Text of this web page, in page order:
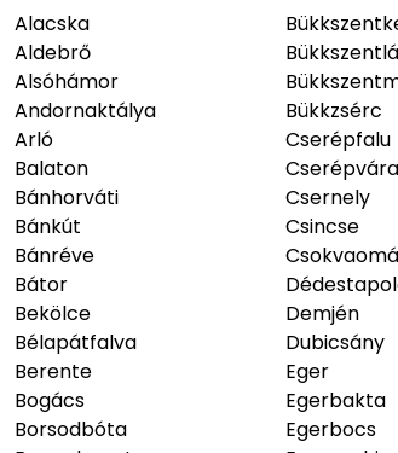
Alacska
Aldebrő
Alsóhámor
Andornaktálya
Arló
Balaton
Bánhorváti
Bánkút
Bánréve
Bátor
Bekölce
Bélapátfalva
Berente
Bogács
Borsodbóta
Bükkzsérc
Cserépfalu
Csernely
Csincse
Demjén
Dubicsány
Eger
Egerbakta
Egerbocs